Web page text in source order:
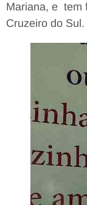
Mariana, e tem
Cruzeiro do Sul.